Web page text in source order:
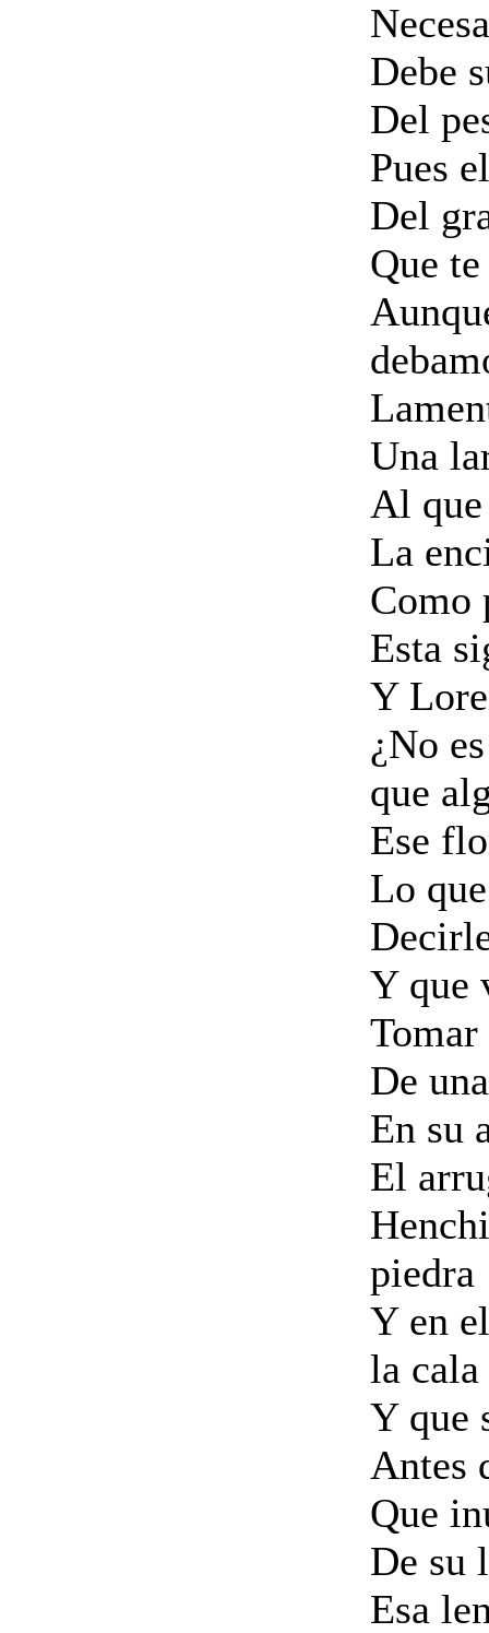
Debe
Del
Pues
Del
Que
Una
Al que
La
Como
Esta
Y
¿No
que
Ese
Lo
Y que
De
En su
El
piedra
Y en
la cala
Y que
Antes
Que
De su
Esa